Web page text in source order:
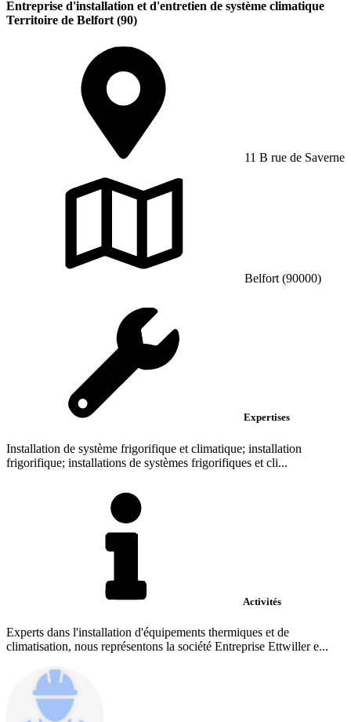
Entreprise d'installation et d'entretien de système climatique
Territoire de Belfort (90)
11 B rue de Saverne
Belfort (90000)
Expertises
Installation de système frigorifique et climatique; installation
frigorifique; installations de systèmes frigorifiques et cli...
Activités
Experts dans l'installation d'équipements thermiques et de
climatisation, nous représentons la société Entreprise Ettwiller e...